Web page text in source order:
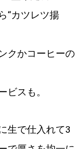
“カツレツ揚
クかコーヒーの
ビスも。
生で仕入れて3